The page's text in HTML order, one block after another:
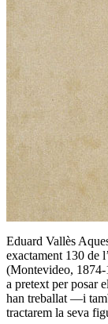
Eduard Vallès
exactament 130 de
(Montevideo, 1874-
a pretext per posar
han treballat —i
tractarem la seva